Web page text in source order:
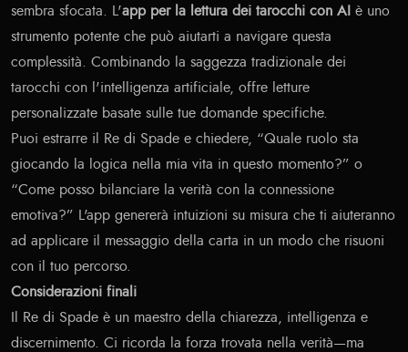
sembra sfocata. L'app per la lettura dei tarocchi con AI è uno
strumento potente che può aiutarti a navigare questa
complessità. Combinando la saggezza tradizionale dei
tarocchi con l'intelligenza artificiale, offre letture
personalizzate basate sulle tue domande specifiche.
Puoi estrarre il Re di Spade e chiedere, “Quale ruolo sta
giocando la logica nella mia vita in questo momento?” o
“Come posso bilanciare la verità con la connessione
emotiva?” L'app genererà intuizioni su misura che ti aiuteranno
ad applicare il messaggio della carta in un modo che risuoni
con il tuo percorso.
Considerazioni finali
Il Re di Spade è un maestro della chiarezza, intelligenza e
discernimento. Ci ricorda la forza trovata nella verità—ma